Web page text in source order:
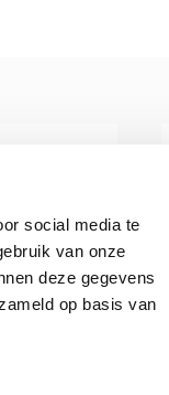
social media te
van onze
deze gegevens
op basis van
ons op